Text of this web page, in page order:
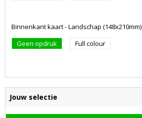
Binnenkant kaart - Landschap (148x210mm)
Geen opdruk
Full colour
Jouw selectie